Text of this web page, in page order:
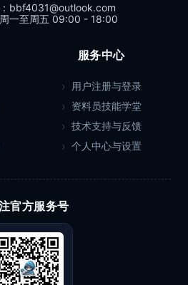
bbf4031@outlook.com
一至周五 09:00 - 18:00
服务中心
用户注册与登录
资料员技能学堂
技术支持与反馈
个人中心与设置
官方服务号